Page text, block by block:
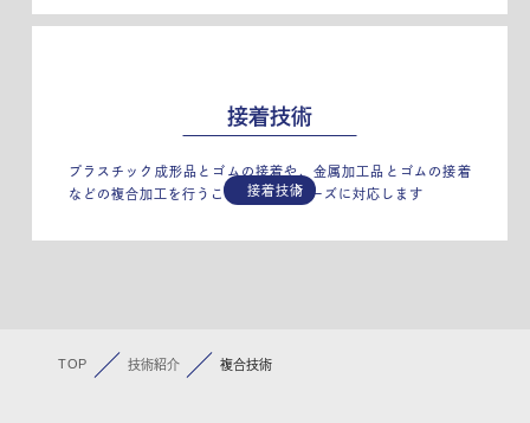
接着技術
プラスチック成形品とゴムの接着や、金属加工品とゴムの接着
などの複合加工を行うことで多様なニーズに対応します
接着技術
TOP 技術紹介 複合技術